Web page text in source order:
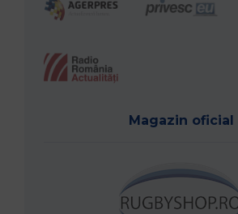
Magazin oficial